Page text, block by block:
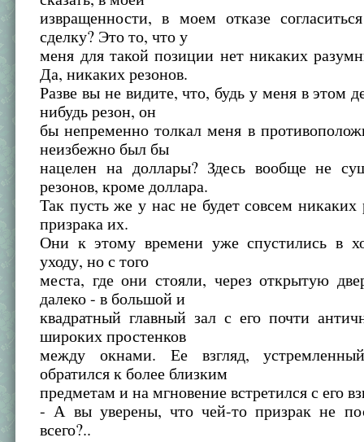
извращенности, в моем отказе
сделку? Это то, что у
меня для такой позиции нет никаких
Да, никаких резонов.
Разве вы не видите, что, будь у меня в этом
нибудь резон, он
бы непременно толкал меня в
неизбежно был бы
нацелен на доллары? Здесь вообще не
резонов, кроме доллара.
Так пусть же у нас не будет совсем никаких
призрака их.
Они к этому времени уже спустились в
уходу, но с того
места, где они стояли, через открытую
далеко - в большой и
квадратный главный зал с его почти
широких простенков
между окнами. Ее взгляд,
обратился к более близким
предметам и на мгновение встретился с его
- А вы уверены, что чей-то призрак не
всего?..